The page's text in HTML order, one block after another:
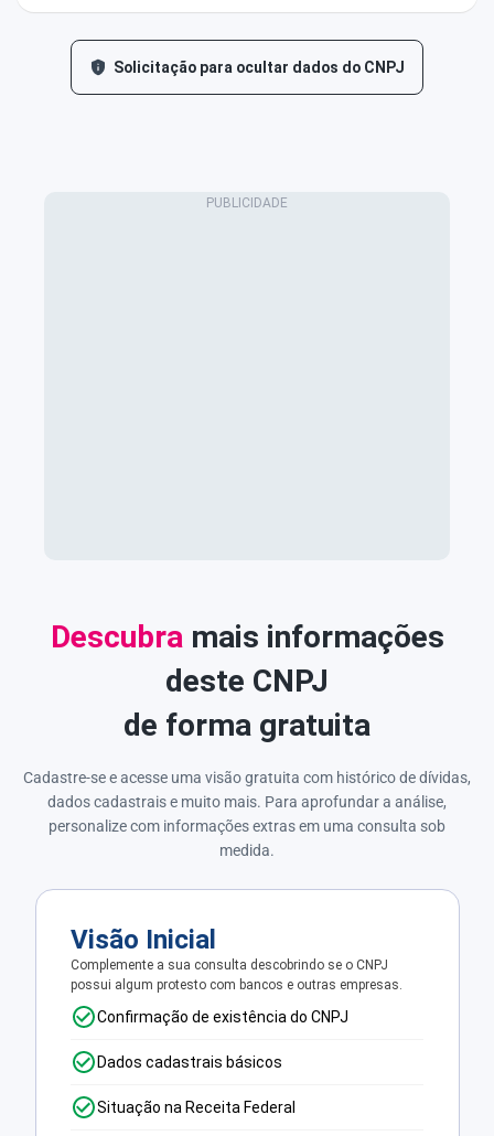
Solicitação para ocultar dados do CNPJ
Descubra mais informações
deste CNPJ
de forma gratuita
Cadastre-se e acesse uma visão gratuita com histórico de dívidas,
dados cadastrais e muito mais. Para aprofundar a análise,
personalize com informações extras em uma consulta sob
medida.
Visão Inicial
Complemente a sua consulta descobrindo se o CNPJ
possui algum protesto com bancos e outras empresas.
Confirmação de existência do CNPJ
Dados cadastrais básicos
Situação na Receita Federal